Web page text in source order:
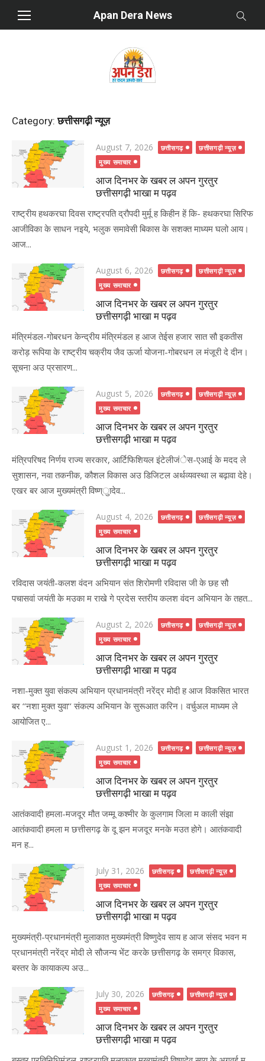
Apan Dera News
Category:छत्तीसगढ़ी न्यूज़
Posted
on
August 7, 2026 छत्तीसगढ़
छत्तीसगढ़ी न्यूज़
मुख्य समाचार
आज दिनभर के खबर ल अपन गुरतुर
छत्तीसगढ़ी भाखा म पढ़व
राष्ट्रीय हथकरघा दिवस राष्ट्रपति द्रौपदी मुर्मू ह किहीन हें कि- हथकरघा सिरिफ
आजीविका के साधन नइये, भलुक समावेसी बिकास के सशक्त माध्यम घलो आय।
आज...
Posted
on
August 6, 2026 छत्तीसगढ़
छत्तीसगढ़ी न्यूज़
मुख्य समाचार
आज दिनभर के खबर ल अपन गुरतुर
छत्तीसगढ़ी भाखा म पढ़व
मंत्रिमंडल-गोबरधन केन्द्रीय मंत्रिमंडल ह आज तेईस हजार सात सौ इकतीस
करोड़ रूपिया के राष्ट्रीय चक्रीय जैव ऊर्जा योजना-गोबरधन ल मंजूरी दे दीन।
सूचना अउ प्रसारण...
Posted
on
August 5, 2026 छत्तीसगढ़
छत्तीसगढ़ी न्यूज़
मुख्य समाचार
आज दिनभर के खबर ल अपन गुरतुर
छत्तीसगढ़ी भाखा म पढ़व
मंत्रिपरिषद निर्णय राज्य सरकार, आर्टिफिशियल इंटेलीजंेस-एआई के मदद ले
सुशासन, नवा तकनीक, कौशल विकास अउ डिजिटल अर्थव्यवस्था ल बढ़ावा देहे।
एखर बर आज मुख्यमंत्री विष्ण्ुादेव...
Posted
on
August 4, 2026 छत्तीसगढ़
छत्तीसगढ़ी न्यूज़
मुख्य समाचार
आज दिनभर के खबर ल अपन गुरतुर
छत्तीसगढ़ी भाखा म पढ़व
रविदास जयंती-कलश वंदन अभियान संत शिरोमणी रविदास जी के छह सौ
पचासवां जयंती के मउका म राखे गे प्रदेस स्तरीय कलश वंदन अभियान के तहत...
Posted
on
August 2, 2026 छत्तीसगढ़
छत्तीसगढ़ी न्यूज़
मुख्य समाचार
आज दिनभर के खबर ल अपन गुरतुर
छत्तीसगढ़ी भाखा म पढ़व
नशा-मुक्त युवा संकल्प अभियान प्रधानमंत्री नरेंद्र मोदी ह आज विकसित भारत
बर ‘‘नशा मुक्त युवा‘‘ संकल्प अभियान के सुरूआत करिन। वर्चुअल माध्यम ले
आयोजित ए...
Posted
on
August 1, 2026 छत्तीसगढ़
छत्तीसगढ़ी न्यूज़
मुख्य समाचार
आज दिनभर के खबर ल अपन गुरतुर
छत्तीसगढ़ी भाखा म पढ़व
आतंकवादी हमला-मजदूर मौत जम्मू कश्मीर के कुलगाम जिला म काली संझा
आतंकवादी हमला म छत्तीसगढ़ के दू झन मजदूर मनके मउत होगे। आतंकवादी
मन ह...
Posted
on
July 31, 2026 छत्तीसगढ़
छत्तीसगढ़ी न्यूज़
मुख्य समाचार
आज दिनभर के खबर ल अपन गुरतुर
छत्तीसगढ़ी भाखा म पढ़व
मुख्यमंत्री-प्रधानमंत्री मुलाकात मुख्यमंत्री विष्णुदेव साय ह आज संसद भवन म
प्रधानमंत्री नरेंद्र मोदी ले सौजन्य भेंट करके छत्तीसगढ़ के समग्र विकास,
बस्तर के कायाकल्प अउ...
Posted
on
July 30, 2026 छत्तीसगढ़
छत्तीसगढ़ी न्यूज़
मुख्य समाचार
आज दिनभर के खबर ल अपन गुरतुर
छत्तीसगढ़ी भाखा म पढ़व